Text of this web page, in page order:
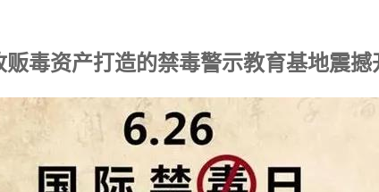
毒资产打造的禁毒警示教育基地震撼